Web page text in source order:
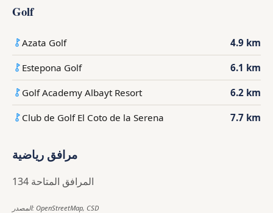
Golf
Azata Golf 4.9 km
Estepona Golf 6.1 km
Golf Academy Albayt Resort 6.2 km
Club de Golf El Coto de la Serena 7.7 km
مرافق رياضية
134 المرافق المتاحة
المصدر: OpenStreetMap, CSD